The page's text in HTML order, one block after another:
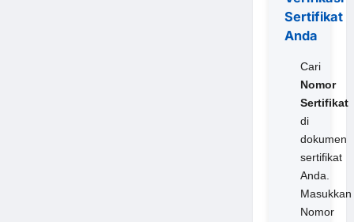
Sertifikat
Anda
Cari
Nomor
Sertifikat
di
dokumen
sertifikat
Anda.
Masukkan
Nomor